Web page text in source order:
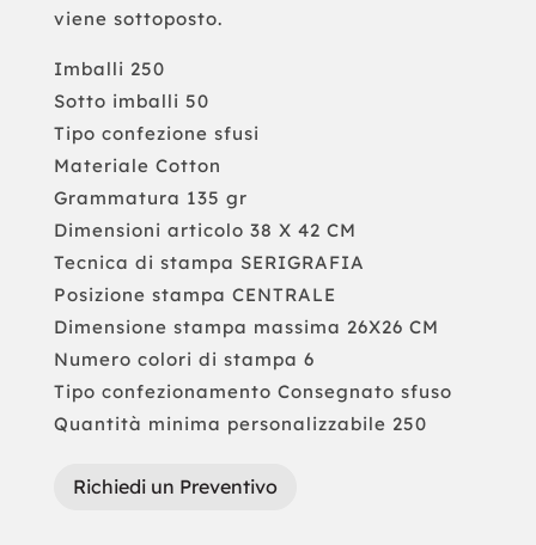
viene sottoposto.
Imballi 250
Sotto imballi 50
Tipo confezione sfusi
Materiale Cotton
Grammatura 135 gr
Dimensioni articolo 38 X 42 CM
Tecnica di stampa SERIGRAFIA
Posizione stampa CENTRALE
Dimensione stampa massima 26X26 CM
Numero colori di stampa 6
Tipo confezionamento Consegnato sfuso
Quantità minima personalizzabile 250
Richiedi un Preventivo